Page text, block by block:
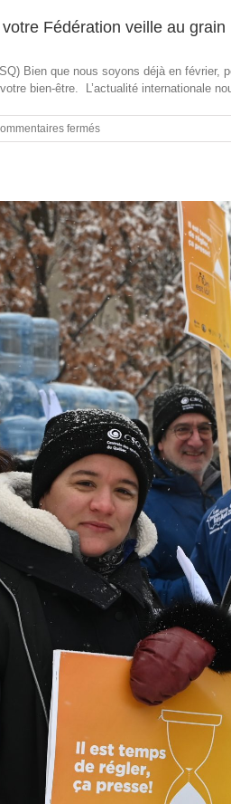
Fédération veille au grain
Bien que nous soyons déjà en
bien-être. L’actualité internationale
ferméssur
Mot
commence
sur
une
note
d’inquiétude
:
votre
Fédération
veille
au
grain